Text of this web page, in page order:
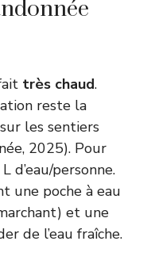
très chaud.
reste la
les sentiers
2025). Pour
d’eau/personne.
une poche à eau
et une
de l’eau fraîche.